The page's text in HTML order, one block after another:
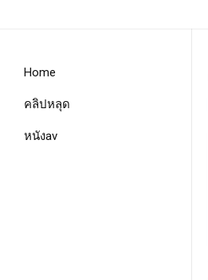
Home
คลิปหลุด
หนังav